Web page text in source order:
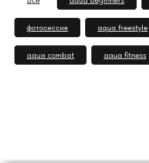
фотосессия aqua freestyle
aqua combat aqua fitness